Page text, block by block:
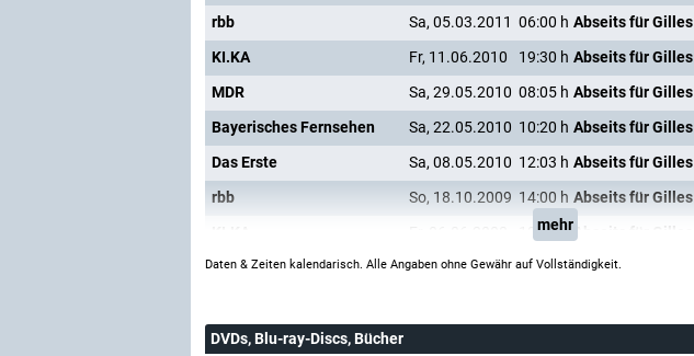
rbb
Sa, 05.03.2011 06:00 h Abseits für Gilles
KI.KA
Fr, 11.06.2010 19:30 h Abseits für Gilles
MDR
Sa, 29.05.2010 08:05 h Abseits für Gilles
Bayerisches Fernsehen
Sa, 22.05.2010 10:20 h Abseits für Gilles
Das Erste
Sa, 08.05.2010 12:03 h Abseits für Gilles
rbb
So, 18.10.2009 14:00 h Abseits für Gilles
19:25h
mehr
Daten & Zeiten kalendarisch. Alle Angaben ohne Gewähr auf Vollständigkeit.
DVDs, Blu-ray-Discs, Bücher